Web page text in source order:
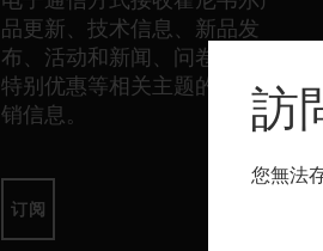
品更新、技术信息、新品发
布、活动和新闻、问卷调查、
特别优惠等相关主题的独家营
销信息。
订阅
訪
您無法